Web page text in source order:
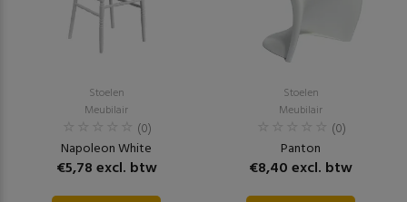
Stoelen
Meubilair
(0)
Napoleon White
€5,78 excl. btw
Stoelen
Meubilair
(0)
Panton
€8,40 excl. btw